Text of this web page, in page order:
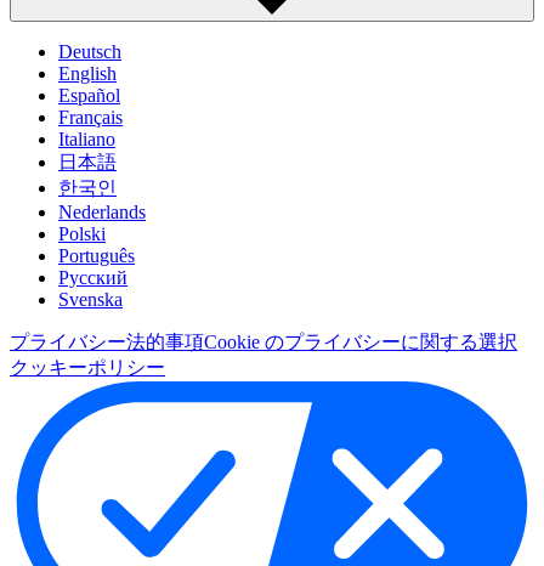
Deutsch
English
Español
Français
Italiano
日本語
한국인
Nederlands
Polski
Português
Pусский
Svenska
プライバシー法的事項Cookie のプライバシーに関する選択
クッキーポリシー